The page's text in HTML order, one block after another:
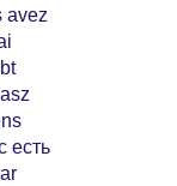
avez
есть